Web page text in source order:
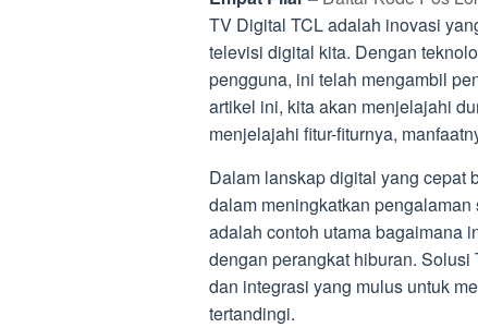
TV Digital TCL adalah inovasi
televisi digital kita. Dengan
pengguna, ini telah mengambil
artikel ini, kita akan menjelajahi
menjelajahi fitur-fiturnya,
Dalam lanskap digital yang cepat
dalam meningkatkan
adalah contoh utama bagaimana
dengan perangkat hiburan.
dan integrasi yang mulus untuk
tertandingi.